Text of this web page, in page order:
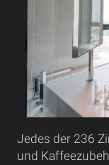
Jedes der 236
und